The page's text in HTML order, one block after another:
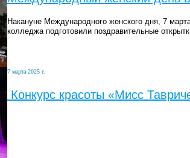
Накануне Международного женского дня, 7
колледжа подготовили поздравительные
7 марта 2025 г.
Конкурс красоты «Мисс